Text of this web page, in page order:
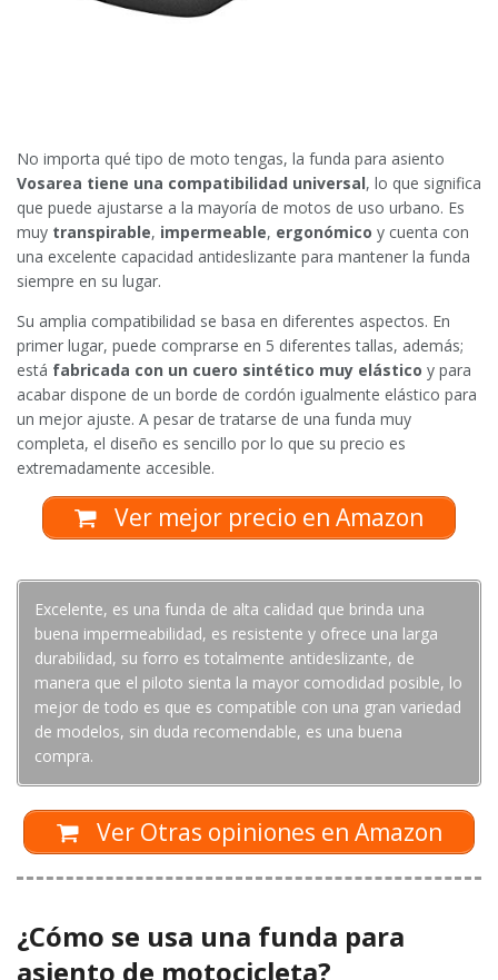
No importa qué tipo de moto tengas, la funda para asiento
Vosarea tiene una compatibilidad universal, lo que significa
que puede ajustarse a la mayoría de motos de uso urbano. Es
muy transpirable, impermeable, ergonómico y cuenta con
una excelente capacidad antideslizante para mantener la funda
siempre en su lugar.
Su amplia compatibilidad se basa en diferentes aspectos. En
primer lugar, puede comprarse en 5 diferentes tallas, además;
está fabricada con un cuero sintético muy elástico y para
acabar dispone de un borde de cordón igualmente elástico para
un mejor ajuste. A pesar de tratarse de una funda muy
completa, el diseño es sencillo por lo que su precio es
extremadamente accesible.
Ver mejor precio en Amazon
Excelente, es una funda de alta calidad que brinda una
buena impermeabilidad, es resistente y ofrece una larga
durabilidad, su forro es totalmente antideslizante, de
manera que el piloto sienta la mayor comodidad posible, lo
mejor de todo es que es compatible con una gran variedad
de modelos, sin duda recomendable, es una buena
compra.
Ver Otras opiniones en Amazon
¿Cómo se usa una funda para
asiento de motocicleta?